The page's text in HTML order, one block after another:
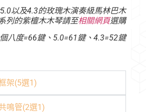
以及4.3的玫瑰木演奏級馬林巴木
列的紫檀木木琴請至相關網頁選購
八度=66鍵、5.0=61鍵、4.3=52鍵
架(5選1)
鳴管(2選1)